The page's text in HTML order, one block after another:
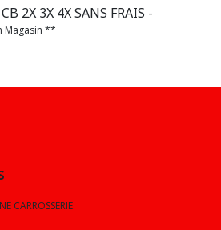
2X 3X 4X SANS FRAIS -
Magasin **
CARROSSERIE.